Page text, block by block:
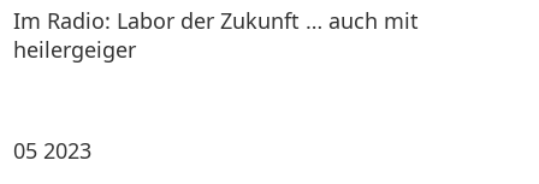
Im Radio: Labor der Zukunft … auch mit
heilergeiger
05 2023